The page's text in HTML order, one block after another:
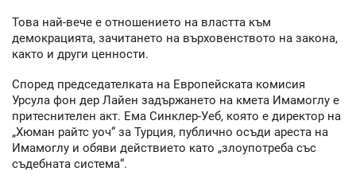
Това най-вече е отношението на властта към
демокрацията, зачитането на върховенството на закона,
както и други ценности.
Според председателката на Европейската комисия
Урсула фон дер Лайен задържането на кмета Имамоглу е
притеснителен акт. Ема Синклер-Уеб, която е директор на
„Хюман райтс уоч“ за Турция, публично осъди ареста на
Имамоглу и обяви действието като „злоупотреба със
съдебната система“.